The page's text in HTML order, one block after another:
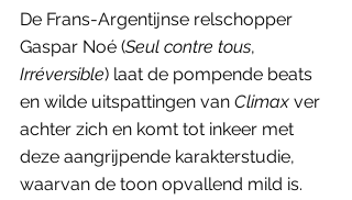
De Frans-Argentijnse relschopper
Gaspar Noé (Seul contre tous,
Irréversible) laat de pompende beats
en wilde uitspattingen van Climax ver
achter zich en komt tot inkeer met
deze aangrijpende karakterstudie,
waarvan de toon opvallend mild is.